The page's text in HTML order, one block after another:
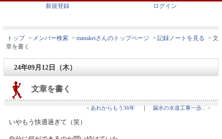
新規登録 ログイン
トップ > メンバー検索 > manakeiさんのトップページ > 記録ノートを見る > 文
章を書く
24年09月12日（木）
文章を書く
< あれからもう36年 ｜ 漏水の水道工事一歩... >
いやもう快適過ぎて（笑）